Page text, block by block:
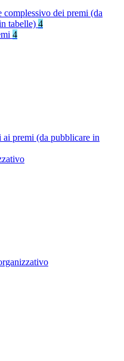
complessivo dei premi (da
tabelle) 4
4
premi (da pubblicare in